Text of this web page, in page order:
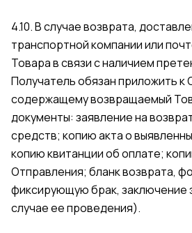
4.10. В случае возврата,
транспортной компании или
Товара в связи с наличием
Получатель обязан приложить к
содержащему возвращаемый
документы: заявление на
средств; копию акта о
копию квитанции об оплате;
Отправления; бланк возврата,
фиксирующую брак, заключение
случае ее проведения).